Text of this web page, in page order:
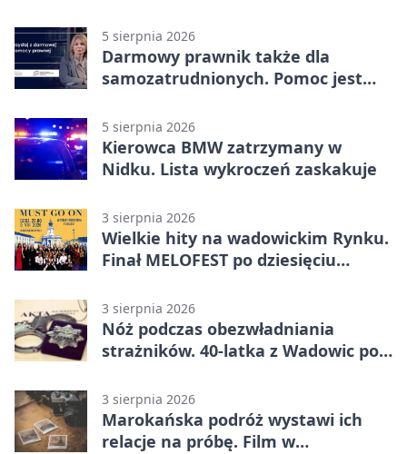
5 sierpnia 2026
Darmowy prawnik także dla
samozatrudnionych. Pomoc jest
5 sierpnia 2026
Kierowca BMW zatrzymany w
Nidku. Lista wykroczeń zaskakuje
3 sierpnia 2026
Wielkie hity na wadowickim Rynku.
Finał MELOFEST po dziesięciu
3 sierpnia 2026
Nóż podczas obezwładniania
strażników. 40-latka z Wadowic pod
3 sierpnia 2026
Marokańska podróż wystawi ich
relacje na próbę. Film w